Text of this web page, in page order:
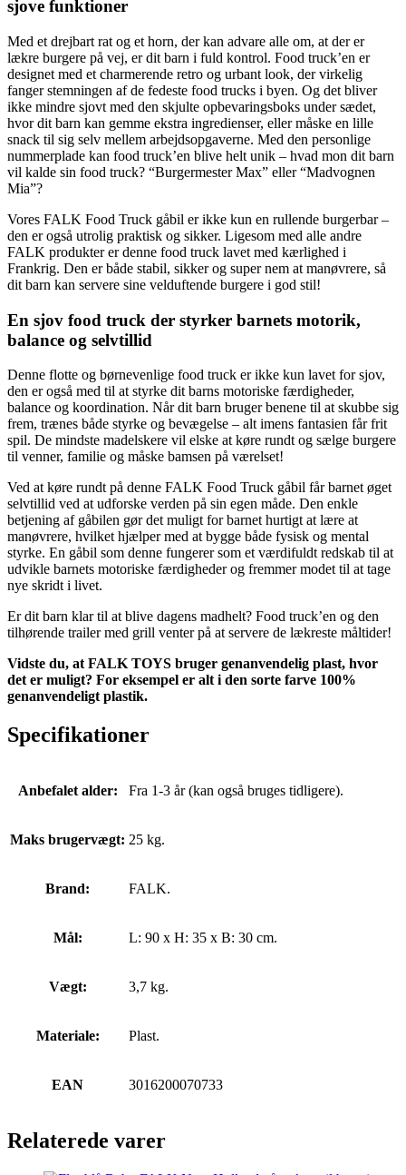
sjove funktioner
Med et drejbart rat og et horn, der kan advare alle om, at der er
lækre burgere på vej, er dit barn i fuld kontrol. Food truck’en er
designet med et charmerende retro og urbant look, der virkelig
fanger stemningen af de fedeste food trucks i byen. Og det bliver
ikke mindre sjovt med den skjulte opbevaringsboks under sædet,
hvor dit barn kan gemme ekstra ingredienser, eller måske en lille
snack til sig selv mellem arbejdsopgaverne. Med den personlige
nummerplade kan food truck’en blive helt unik – hvad mon dit barn
vil kalde sin food truck? “Burgermester Max” eller “Madvognen
Mia”?
Vores FALK Food Truck gåbil er ikke kun en rullende burgerbar –
den er også utrolig praktisk og sikker. Ligesom med alle andre
FALK produkter er denne food truck lavet med kærlighed i
Frankrig. Den er både stabil, sikker og super nem at manøvrere, så
dit barn kan servere sine velduftende burgere i god stil!
En sjov food truck der styrker barnets motorik,
balance og selvtillid
Denne flotte og børnevenlige food truck er ikke kun lavet for sjov,
den er også med til at styrke dit barns motoriske færdigheder,
balance og koordination. Når dit barn bruger benene til at skubbe sig
frem, trænes både styrke og bevægelse – alt imens fantasien får frit
spil. De mindste madelskere vil elske at køre rundt og sælge burgere
til venner, familie og måske bamsen på værelset!
Ved at køre rundt på denne FALK Food Truck gåbil får barnet øget
selvtillid ved at udforske verden på sin egen måde. Den enkle
betjening af gåbilen gør det muligt for barnet hurtigt at lære at
manøvrere, hvilket hjælper med at bygge både fysisk og mental
styrke. En gåbil som denne fungerer som et værdifuldt redskab til at
udvikle barnets motoriske færdigheder og fremmer modet til at tage
nye skridt i livet.
Er dit barn klar til at blive dagens madhelt? Food truck’en og den
tilhørende trailer med grill venter på at servere de lækreste måltider!
Vidste du, at FALK TOYS bruger genanvendelig plast, hvor
det er muligt? For eksempel er alt i den sorte farve 100%
genanvendeligt plastik.
Specifikationer
Anbefalet alder: Fra 1-3 år (kan også bruges tidligere).
Maks brugervægt: 25 kg.
Brand: FALK.
Mål: L: 90 x H: 35 x B: 30 cm.
Vægt: 3,7 kg.
Materiale: Plast.
EAN 3016200070733
Relaterede varer